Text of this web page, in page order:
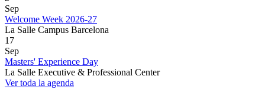
Sep
Welcome Week 2026-27
La Salle Campus Barcelona
17
Sep
Masters' Experience Day
La Salle Executive & Professional Center
Ver toda la agenda